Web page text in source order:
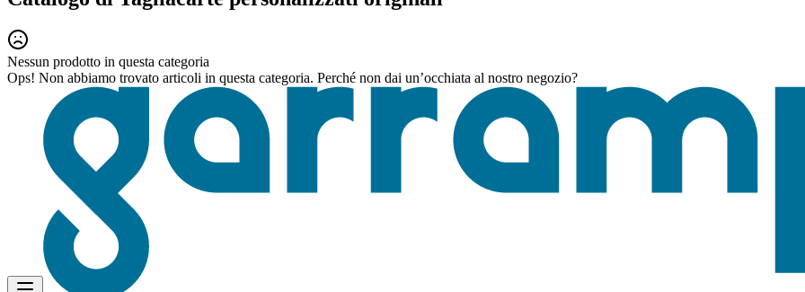
Nessun prodotto in questa categoria
Ops! Non abbiamo trovato articoli in questa categoria. Perché non dai un’occhiata al nostro negozio?